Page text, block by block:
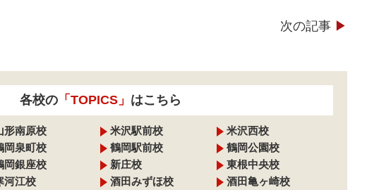
次の記事 ▶︎
各校の「TOPICS」 はこちら
形南原校 米沢駅前校
米沢西校
岡泉町校 鶴岡駅前校
鶴岡公園校
岡銀座校 新庄校
東根中央校
河江校 酒田みずほ校
酒田亀ヶ崎校